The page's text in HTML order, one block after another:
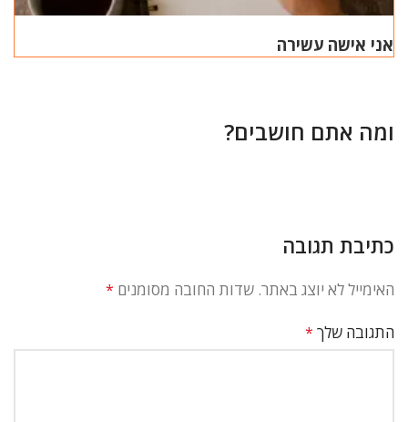
אני אישה עשירה
ומה אתם חושבים?
כתיבת תגובה
האימייל לא יוצג באתר. שדות החובה מסומנים *
התגובה שלך *